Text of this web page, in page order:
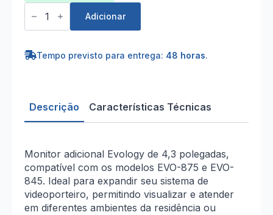
Quantidade
de
Monitor
Evology
EVO-
845
Adicionar
Tempo previsto para entrega: 48 horas.
Descrição Características Técnicas
Monitor adicional Evology de 4,3 polegadas,
compatível com os modelos EVO-875 e EVO-
845. Ideal para expandir seu sistema de
videoporteiro, permitindo visualizar e atender
em diferentes ambientes da residência ou